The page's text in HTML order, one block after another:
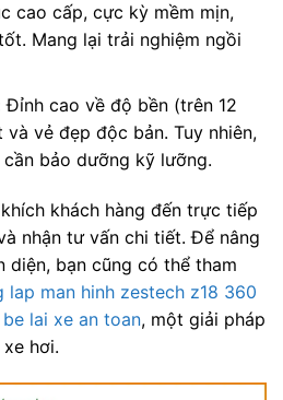
cao cấp, cực kỳ mềm mịn,
Mang lại trải nghiệm ngồi
Đỉnh cao về độ bền (trên 12
vẻ đẹp độc bản. Tuy nhiên,
bảo dưỡng kỹ lưỡng.
khách hàng đến trực tiếp
nhận tư vấn chi tiết. Để nâng
diện, bạn cũng có thể tham
lap man hinh zestech z18 360
lai xe an toan, một giải pháp
hơi.